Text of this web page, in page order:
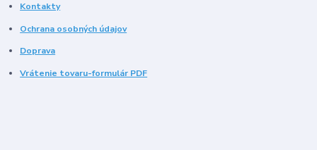
Kontakty
Ochrana osobných údajov
Doprava
Vrátenie tovaru-formulár PDF